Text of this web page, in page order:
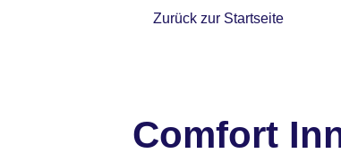
Zurück zur Startseite
Comfort